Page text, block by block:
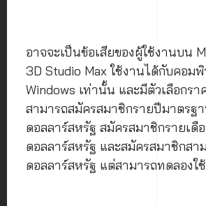
อาจจะเป็นข้อเสียของผู้ใช้งานบน
3D Studio Max ใช้งานได้กับคอมพิ
Windows เท่านั้น และมีตัวเลือกร
สามารถสมัครสมาชิกรายปีมาตรฐ
ดอลลาร์สหรัฐ สมัครสมาชิกรายเดื
ดอลลาร์สหรัฐ และสมัครสมาชิกสา
ดอลลาร์สหรัฐ แต่สามารถทดลองใ